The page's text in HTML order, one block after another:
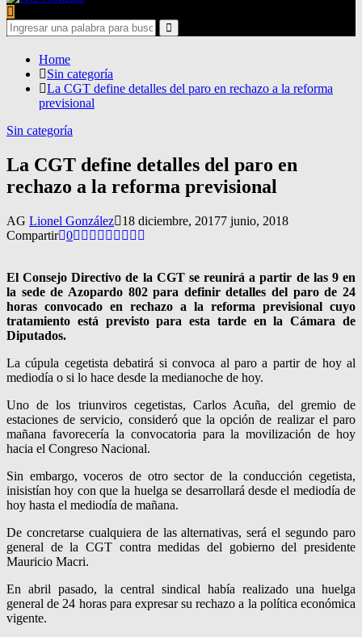
Search
for:
Search
Home
Sin categoría
La CGT define detalles del paro en rechazo a la reforma
previsional
Sin categoría
La CGT define detalles del paro en
rechazo a la reforma previsional
AG Lionel González 18 diciembre, 20177 junio, 2018
Compartir 0
El Consejo Directivo de la CGT se reunirá a partir de las 9 en
la sede de Azopardo 802 para definir detalles del paro de 24
horas convocado en rechazo a la reforma previsional cuyo
tratamiento está previsto para esta tarde en la Cámara de
Diputados.
La cúpula cegetista debatirá si convoca al paro a partir de hoy al
mediodía o si lo hace desde la medianoche de hoy.
Uno de los triunviros cegetistas, Carlos Acuña, del gremio de
estaciones de servicio, consideró que la opción de realizar el paro
mañana favorecería la convocatoria para la movilización de hoy
hacia el Congreso Nacional.
Sin embargo, voceros de otro sector de la conducción cegetista,
inisistían hoy con que la huelga se desarrollará desde el mediodía de
hoy hasta el mediodía de mañana.
De concretarse cualquiera de las alternativas, será el segundo paro
general de la CGT contra medidas del gobierno del presidente
Mauricio Macri.
En abril pasado, la central sindical había realizado una huelga
general de 24 horas para expresar su rechazo a la política económica
vigente.